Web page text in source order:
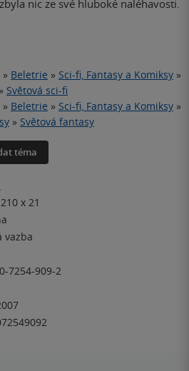
nic ze své hluboké naléhavosti.
» Beletrie » Sci-fi, Fantasy a Komiksy »
» Světová sci-fi
» Beletrie » Sci-fi, Fantasy a Komiksy »
» Světová fantasy
téma
x 21
vazba
7254-909-2